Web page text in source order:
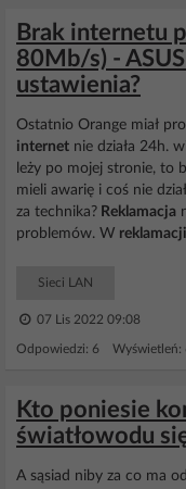
Brak internetu
80Mb/s) -
ustawienia?
Ostatnio Orange miał
internet nie działa 24h.
leży po mojej stronie, to
mieli awarię i coś nie
za technika? Reklamacja
problemów. W reklamacji
Sieci LAN
07 Lis 2022 09:08
Odpowiedzi: 6 Wyświetleń:
Kto poniesie
światłowodu
A sąsiad niby za co ma